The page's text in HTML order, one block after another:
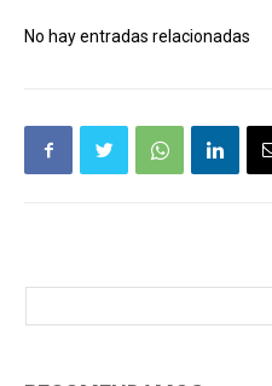
No hay entradas relacionadas